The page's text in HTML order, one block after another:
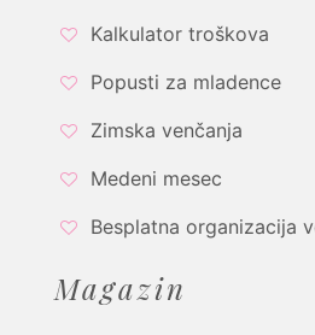
Kalkulator troškova
Popusti za mladence
Zimska venčanja
Medeni mesec
Besplatna organizacija
Magazin